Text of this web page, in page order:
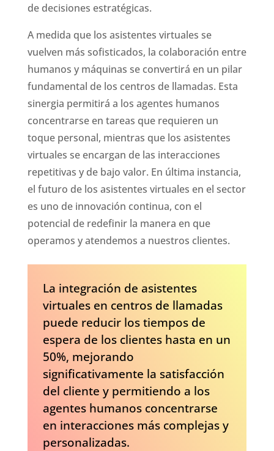
de decisiones estratégicas.
A medida que los asistentes virtuales se
vuelven más sofisticados, la colaboración entre
humanos y máquinas se convertirá en un pilar
fundamental de los centros de llamadas. Esta
sinergia permitirá a los agentes humanos
concentrarse en tareas que requieren un
toque personal, mientras que los asistentes
virtuales se encargan de las interacciones
repetitivas y de bajo valor. En última instancia,
el futuro de los asistentes virtuales en el sector
es uno de innovación continua, con el
potencial de redefinir la manera en que
operamos y atendemos a nuestros clientes.
La integración de asistentes
virtuales en centros de llamadas
puede reducir los tiempos de
espera de los clientes hasta en un
50%, mejorando
significativamente la satisfacción
del cliente y permitiendo a los
agentes humanos concentrarse
en interacciones más complejas y
personalizadas.